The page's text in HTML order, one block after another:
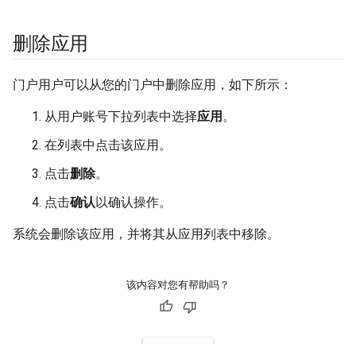
删除应用
门户用户可以从您的门户中删除应用，如下所示：
从用户账号下拉列表中选择应用 。
在列表中点击该应用。
点击删除。
点击确认以确认操作。
系统会删除该应用，并将其从应用列表中移除。
该内容对您有帮助吗？